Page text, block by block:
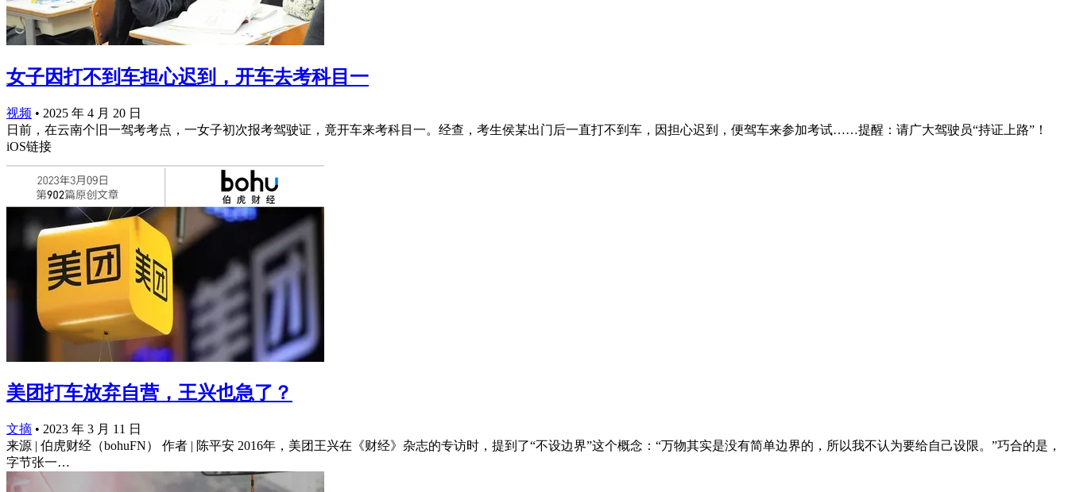
女子因打不到车担心迟到，开车去考科目一
视频 • 2025 年 4 月 20 日
日前，在云南个旧一驾考考点，一女子初次报考驾驶证，竟开车来考科目一。经查，考生侯某出门后一直打不到车，因担心迟到，便驾车来参加考试……提醒：请广大驾驶员“持证上路”！
iOS链接
美团打车放弃自营，王兴也急了？
文摘 • 2023 年 3 月 11 日
来源 | 伯虎财经（bohuFN） 作者 | 陈平安 2016年，美团王兴在《财经》杂志的专访时，提到了“不设边界”这个概念：“万物其实是没有简单边界的，所以我不认为要给自己设限。”巧合的是，
字节张一…